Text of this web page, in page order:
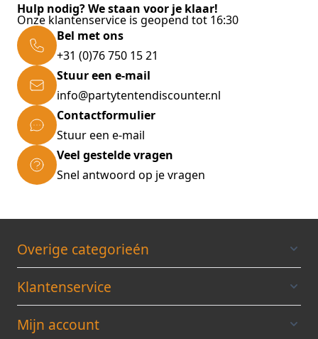
Hulp nodig? We staan voor je klaar!
Onze klantenservice is geopend tot 16:30
Bel met ons
+31 (0)76 750 15 21
Stuur een e-mail
info@partytentendiscounter.nl
Contactformulier
Stuur een e-mail
Veel gestelde vragen
Snel antwoord op je vragen
Overige categorieén
Klantenservice
Mijn account